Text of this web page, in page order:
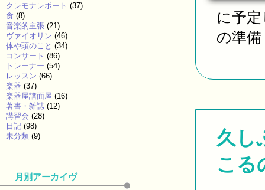
に予
の準
久し
こる
クレモナレポート (37)
食 (8)
音楽的主張 (21)
ヴァイオリン (46)
体や頭のこと (34)
コンサート (86)
トレーナー (54)
レッスン (66)
楽器 (37)
楽器屋譜面屋 (16)
著書・雑誌 (12)
講習会 (28)
日記 (98)
未分類 (9)
月別アーカイヴ